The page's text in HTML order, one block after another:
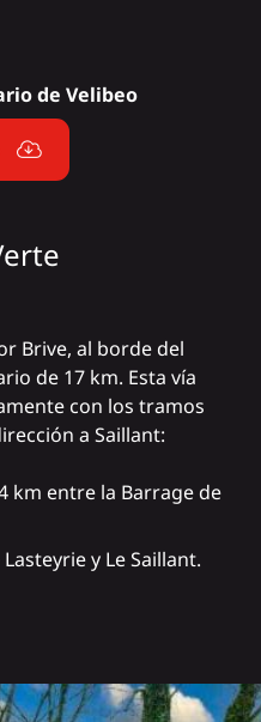
de Velibeo
Brive, al borde del
de 17 km. Esta vía
con los tramos
a Saillant:
km entre la Barrage de
y Le Saillant.